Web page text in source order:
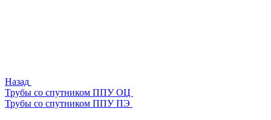
Назад
Трубы со спутником ППУ ОЦ
Трубы со спутником ППУ ПЭ